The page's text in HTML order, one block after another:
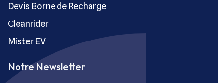
Devis Borne de Recharge
Cleanrider
Mister EV
Notre Newsletter